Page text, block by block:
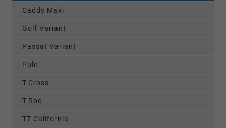
Caddy Maxi
Golf Variant
Passat Variant
Polo
T-Cross
T-Roc
T7 California